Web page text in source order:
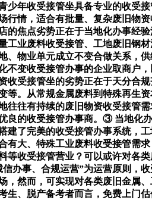
年收受接管坐具备专业的收受
情，适合有批量、复杂废旧物
焦点劣势正在于当地化办事经
工业废料收受接管、工地废旧钢
物业单元成立不变合做关系，
变收受接管办事的企业取商户
受接管坐的劣势正在于天分合
。从常规金属废料到特殊再生
往有持续的废旧物资收受接管
良的收受接管办事商。③ 当地化
了完美的收受接管办事系统，
大、特殊工业废料收受接管需
收受接管营业？可以或许对各
办事、合规运营”为运营原则，
，然而，可实现对各类废旧金属
、脱产备考者而言，免费上门